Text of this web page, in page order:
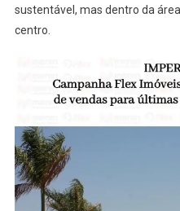
sustentável, mas dentro da
centro.